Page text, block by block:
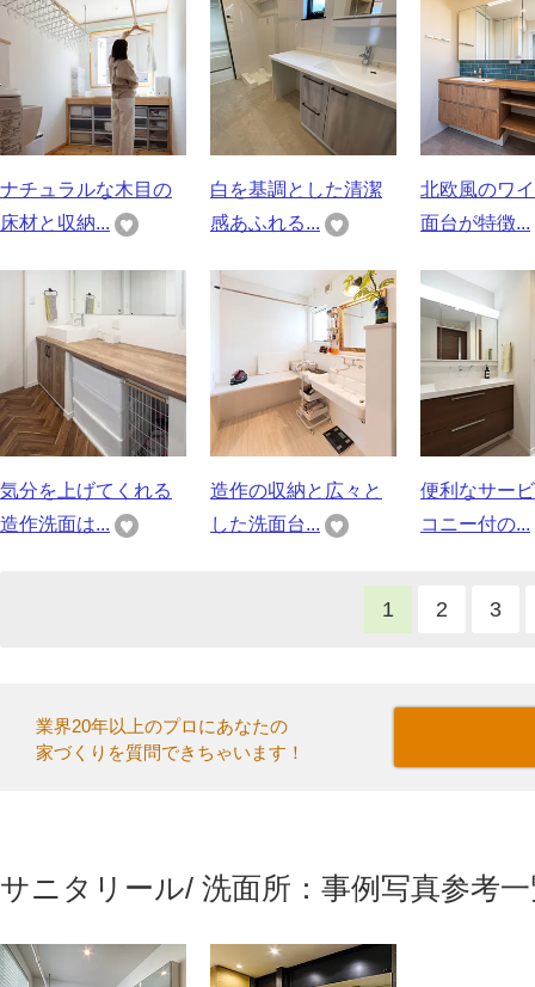
ナチュラルな木目の
床材と収納...
白を基調とした清潔
感あふれる...
北欧風のワ
面台が特徴...
気分を上げてくれる
造作洗面は...
造作の収納と広々と
した洗面台...
便利なサー
コニー付の...
1 2 3
業界20年以上のプロにあなたの
家づくりを質問できちゃいます！
サニタリール/ 洗面所：事例写真参考